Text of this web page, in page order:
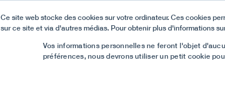
Ce site web stocke des cookies sur votre ordinateur. Ces cookies
sur ce site et via d'autres médias. Pour obtenir plus d'informations
Vos informations personnelles ne feront l'objet
préférences, nous devrons utiliser un petit cookie
Nous avons été reconnus comme Meilleur Support et